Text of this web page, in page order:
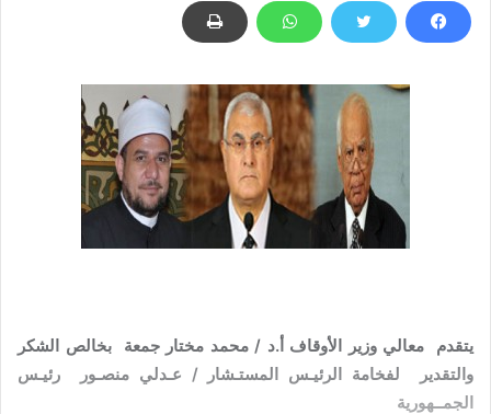
يتقدم معالي وزير الأوقاف أ.د / محمد مختار جمعة بخالص الشكر
والتقدير لفخامة الرئيـس المستـشار / عـدلي منصـور رئيـس
الجمــهورية